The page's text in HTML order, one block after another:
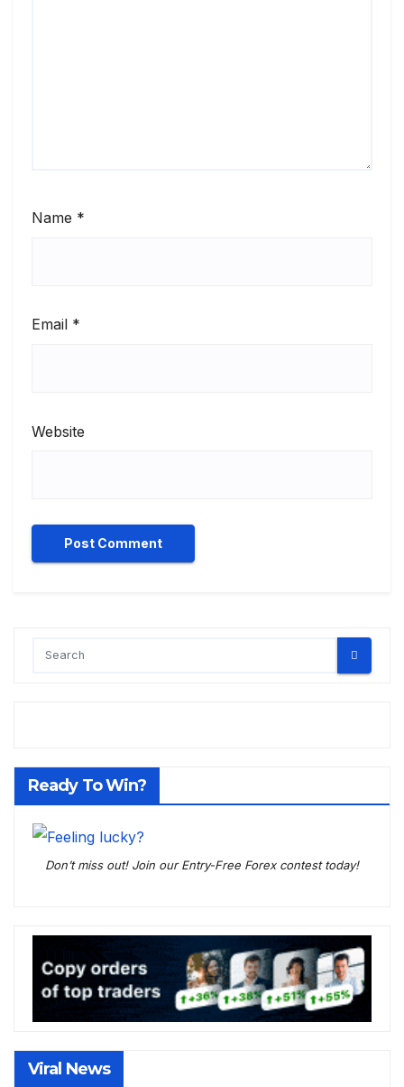
Name *
Email *
Website
Ready To Win?
Don’t miss out! Join our Entry-Free Forex contest today!
Viral News